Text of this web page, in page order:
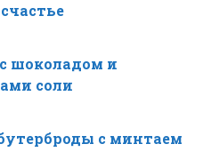
шоколадом и
соли
с минтаем